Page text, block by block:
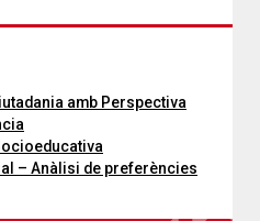
amb Perspectiva
– Anàlisi de preferències